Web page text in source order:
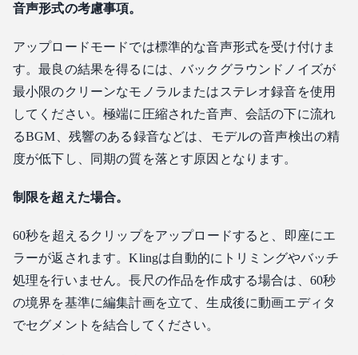
音声形式の考慮事項。
アップロードモードでは標準的な音声形式を受け付けま
す。最良の結果を得るには、バックグラウンドノイズが
最小限のクリーンなモノラルまたはステレオ録音を使用
してください。極端に圧縮された音声、会話の下に流れ
るBGM、残響のある録音などは、モデルの音声検出の精
度が低下し、同期の質を落とす原因となります。
制限を超えた場合。
60秒を超えるクリップをアップロードすると、即座にエ
ラーが返されます。Klingは自動的にトリミングやバッチ
処理を行いません。長尺の作品を作成する場合は、60秒
の境界を基準に編集計画を立て、生成後に動画エディタ
でセグメントを結合してください。